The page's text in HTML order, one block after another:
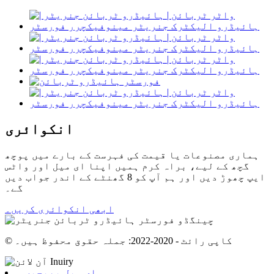
انکوائری
ہماری مصنوعات یا قیمت کی فہرست کے بارے میں پوچھ
گچھ کے لیے، براہ کرم ہمیں اپنا ای میل اور واٹس
ایپ چھوڑ دیں اور ہم آپ کو 8 گھنٹے کے اندر جواب دیں
گے۔
ابھی انکوائری کریں۔
© کاپی رائٹ - 2020-2022: جملہ حقوق محفوظ ہیں۔